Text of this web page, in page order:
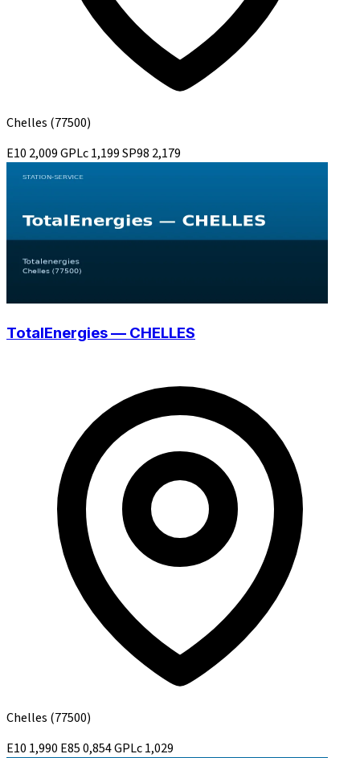
Chelles (77500)
E10 2,009GPLc1,199SP98 2,179
TotalEnergies — CHELLES
Chelles (77500)
E10 1,990 E850,854GPLc1,029